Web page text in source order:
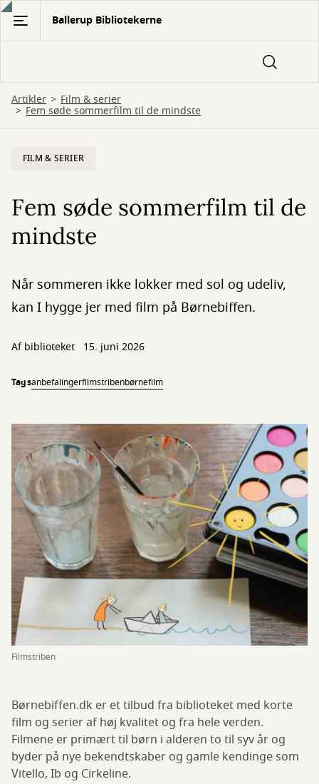
Gå
hovedindhold
Ballerup Bibliotekerne
Artikler Film & serier
Fem søde sommerfilm til de mindste
FILM & SERIER
Fem søde sommerfilm til de
mindste
Når sommeren ikke lokker med sol og udeliv,
kan I hygge jer med film på Børnebiffen.
Af biblioteket 15. juni 2026
Tagsanbefalingerfilmstribenbørnefilm
Filmstriben
Børnebiffen.dk er et tilbud fra biblioteket med korte
film og serier af høj kvalitet og fra hele verden.
Filmene er primært til børn i alderen to til syv år og
byder på nye bekendtskaber og gamle kendinge som
Vitello, Ib og Cirkeline.